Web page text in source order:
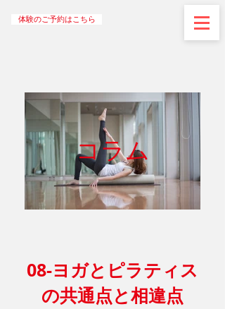
体験のご予約はこちら
コラム
08-ヨガとピラティス
の共通点と相違点